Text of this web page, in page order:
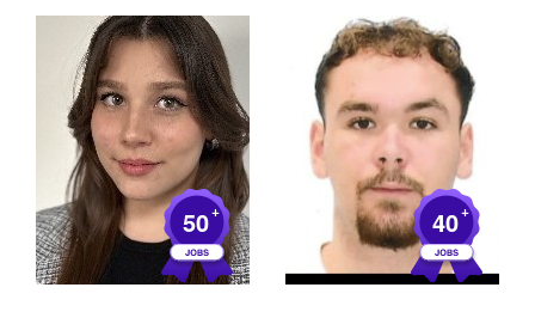
Monate Perso...
50+ 40+